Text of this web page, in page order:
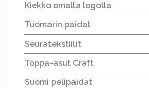
Kiekko omalla logolla
Tuomarin paidat
Seuratekstiilit
Toppa-asut Craft
Suomi pelipaidat